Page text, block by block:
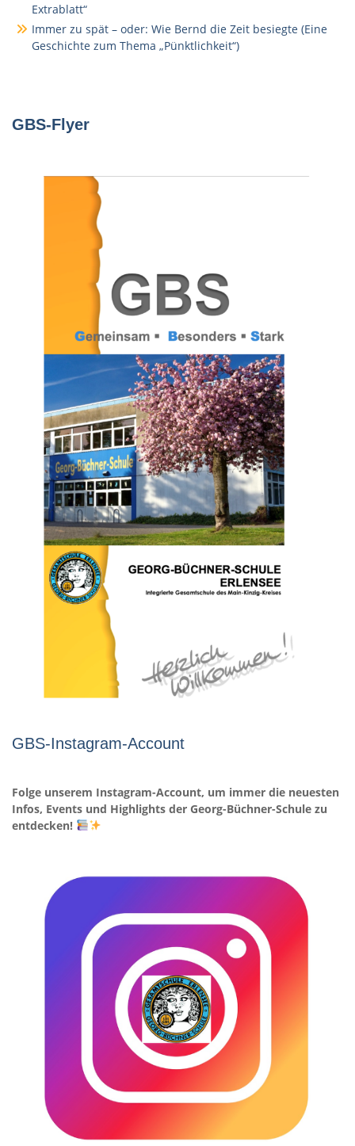
Extrablatt“
Immer zu spät – oder: Wie Bernd die Zeit besiegte (Eine
Geschichte zum Thema „Pünktlichkeit“)
GBS-Flyer
GBS-Instagram-Account
Folge unserem Instagram-Account, um immer die neuesten
Infos, Events und Highlights der Georg-Büchner-Schule zu
entdecken!